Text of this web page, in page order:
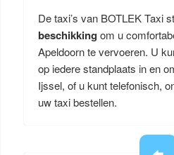
De taxi’s van BOTLEK Taxi
beschikking om u
Apeldoorn te vervoeren. U
op iedere standplaats in en
Ijssel, of u kunt telefonisch,
uw taxi bestellen.